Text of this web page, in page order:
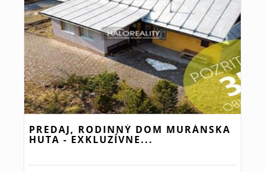
PREDAJ, RODINNÝ DOM MURÁNSKA
HUTA - EXKLUZÍVNE...